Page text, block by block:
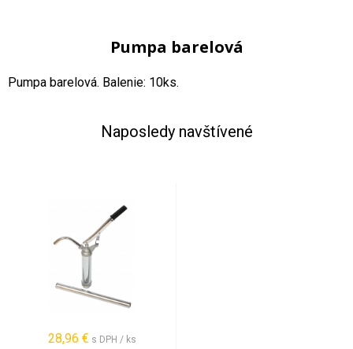
Pumpa barelová
Pumpa barelová. Balenie: 10ks.
Naposledy navštívené
28,96 € s DPH / ks